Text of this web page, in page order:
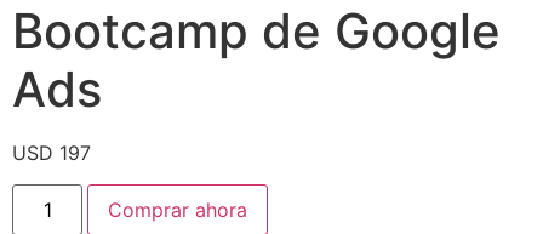
Bootcamp de Google
Ads
USD 197
Comprar ahora